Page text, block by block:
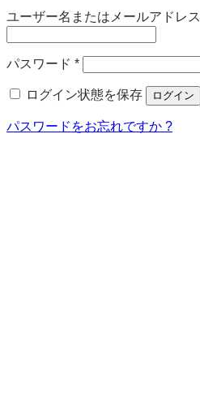
ユーザー名またはメールアドレス
パスワード *必
ログイン状態を保存
ログイン
パスワードをお忘れですか ?